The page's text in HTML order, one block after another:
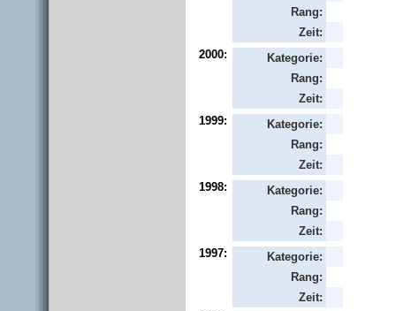
Rang:
Zeit:
2000:
Kategorie:
Rang:
Zeit:
1999:
Kategorie:
Rang:
Zeit:
1998:
Kategorie:
Rang:
Zeit:
1997:
Kategorie:
Rang:
Zeit: